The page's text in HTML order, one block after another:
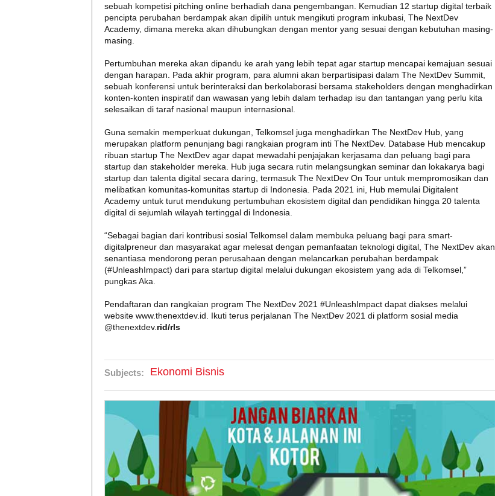
sebuah kompetisi pitching online berhadiah dana pengembangan. Kemudian 12 startup digital terbaik
pencipta perubahan berdampak akan dipilih untuk mengikuti program inkubasi, The NextDev
Academy, dimana mereka akan dihubungkan dengan mentor yang sesuai dengan kebutuhan masing-
masing.
Pertumbuhan mereka akan dipandu ke arah yang lebih tepat agar startup mencapai kemajuan sesuai
dengan harapan. Pada akhir program, para alumni akan berpartisipasi dalam The NextDev Summit,
sebuah konferensi untuk berinteraksi dan berkolaborasi bersama stakeholders dengan menghadirkan
konten-konten inspiratif dan wawasan yang lebih dalam terhadap isu dan tantangan yang perlu kita
selesaikan di taraf nasional maupun internasional.
Guna semakin memperkuat dukungan, Telkomsel juga menghadirkan The NextDev Hub, yang
merupakan platform penunjang bagi rangkaian program inti The NextDev. Database Hub mencakup
ribuan startup The NextDev agar dapat mewadahi penjajakan kerjasama dan peluang bagi para
startup dan stakeholder mereka. Hub juga secara rutin melangsungkan seminar dan lokakarya bagi
startup dan talenta digital secara daring, termasuk The NextDev On Tour untuk mempromosikan dan
melibatkan komunitas-komunitas startup di Indonesia. Pada 2021 ini, Hub memulai Digitalent
Academy untuk turut mendukung pertumbuhan ekosistem digital dan pendidikan hingga 20 talenta
digital di sejumlah wilayah tertinggal di Indonesia.
“Sebagai bagian dari kontribusi sosial Telkomsel dalam membuka peluang bagi para smart-
digitalpreneur dan masyarakat agar melesat dengan pemanfaatan teknologi digital, The NextDev akan
senantiasa mendorong peran perusahaan dengan melancarkan perubahan berdampak
(#UnleashImpact) dari para startup digital melalui dukungan ekosistem yang ada di Telkomsel,”
pungkas Aka.
Pendaftaran dan rangkaian program The NextDev 2021 #UnleashImpact dapat diakses melalui
website www.thenextdev.id. Ikuti terus perjalanan The NextDev 2021 di platform sosial media
@thenextdev. rid/rls
Subjects: Ekonomi Bisnis